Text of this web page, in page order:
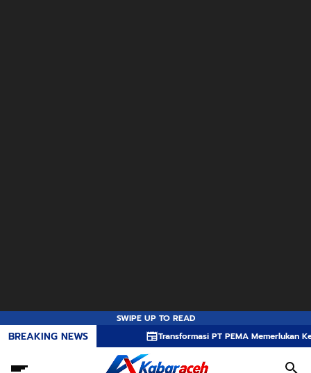
SWIPE UP TO READ
BREAKING NEWS Transformasi PT PEMA Memerlukan